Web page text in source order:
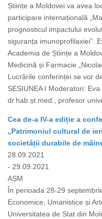
Științe a Moldovei va avea
participare internațională
prognosticul impactului
siguranța imunoprofilaxiei”.
Academia de Științe a
Medicină și Farmacie
Lucrările conferinței se vor
SESIUNEA I Moderatori:
dr.hab.șt.med., profesor
Cea de-a IV-a ediție a
„Patrimoniul cultural de
societății durabile de
28.09.2021
- 29.09.2021
AȘM
În perioada 28-29
Economice, Umanistice și
Universitatea de Stat din